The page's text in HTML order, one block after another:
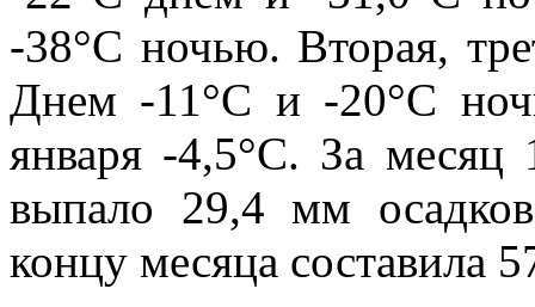
-38°С ночью. Вторая,
Днем -11°С и -20°С
января -4,5°С. За месяц
выпало 29,4 мм
концу месяца составила